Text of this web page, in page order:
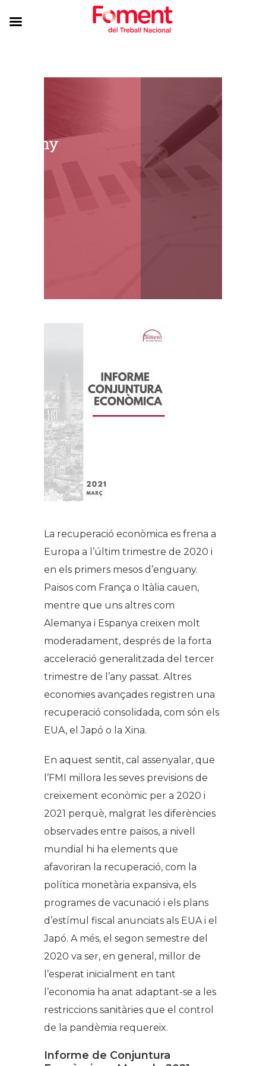
– Juny
La recuperació econòmica es frena a
Europa a l’últim trimestre de 2020 i
en els primers mesos d’enguany.
Països com França o Itàlia cauen,
mentre que uns altres com
Alemanya i Espanya creixen molt
moderadament, després de la forta
acceleració generalitzada del tercer
trimestre de l’any passat. Altres
economies avançades registren una
recuperació consolidada, com són els
EUA, el Japó o la Xina.
En aquest sentit, cal assenyalar, que
l’FMI millora les seves previsions de
creixement econòmic per a 2020 i
2021 perquè, malgrat les diferències
observades entre països, a nivell
mundial hi ha elements que
afavoriran la recuperació, com la
política monetària expansiva, els
programes de vacunació i els plans
d’estímul fiscal anunciats als EUA i el
Japó. A més, el segon semestre del
2020 va ser, en general, millor de
l’esperat inicialment en tant
l’economia ha anat adaptant-se a les
restriccions sanitàries que el control
de la pandèmia requereix.
Informe de Conjuntura